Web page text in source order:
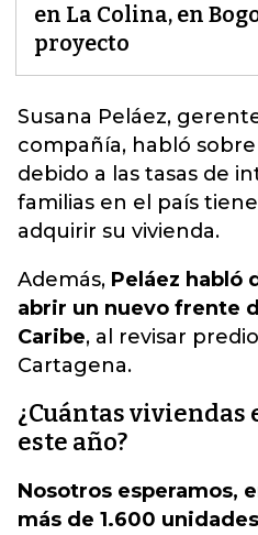
en La Colina, en
proyecto
Susana Peláez,
compañía, habló
debido a las tasas de
familias en el país
adquirir su vivienda.
Además, Peláez habló
abrir un nuevo frente
Caribe, al revisar
Cartagena.
¿Cuántas viviendas
este año?
Nosotros esperamos,
más de 1.600